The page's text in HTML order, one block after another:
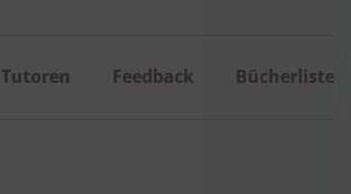
Tutoren Feedback Bücherliste